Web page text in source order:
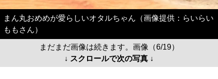
まん丸おめめが愛らしいオタルちゃん（画像提供：らいらい
ももさん）
まだまだ画像は続きます。画像（6/19）
↓ スクロールで次の写真 ↓